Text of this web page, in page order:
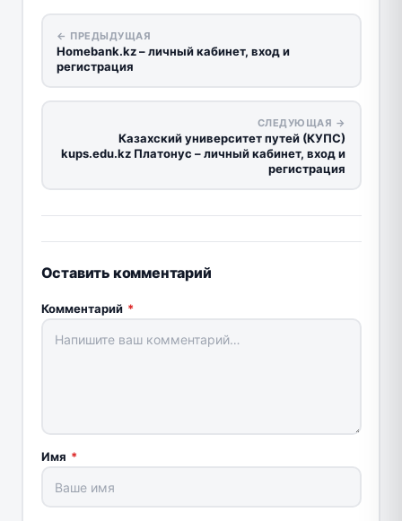
← ПРЕДЫДУЩАЯ
Homebank.kz – личный кабинет, вход и
регистрация
СЛЕДУЮЩАЯ →
Казахский университет путей (КУПС)
kups.edu.kz Платонус – личный кабинет, вход и
регистрация
Оставить комментарий
Комментарий *
Имя *